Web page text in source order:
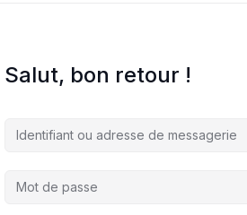
Salut, bon retour !